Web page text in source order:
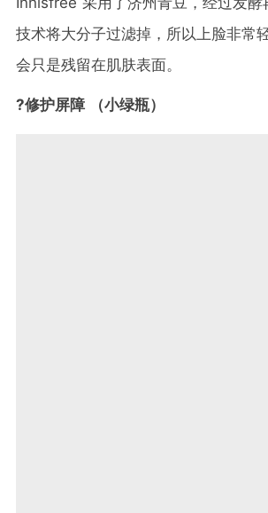
技术将大分子过滤掉，所以上脸非常
会只是残留在肌肤表面。
?修护屏障 （小绿瓶）